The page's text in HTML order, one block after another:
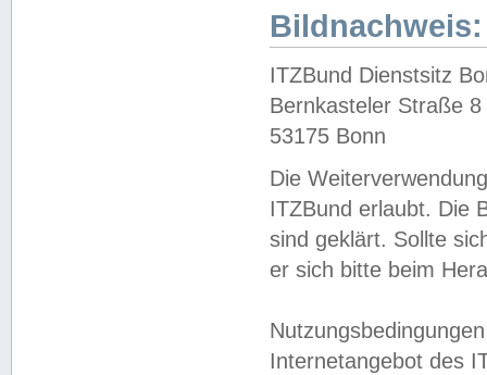
Bildnachweis:
ITZBund Dienstsitz
Bernkasteler Straße 8
53175 Bonn
Die
ITZBund erlaubt. Die
sind geklärt. Sollte
er sich bitte beim
Internetangebot des